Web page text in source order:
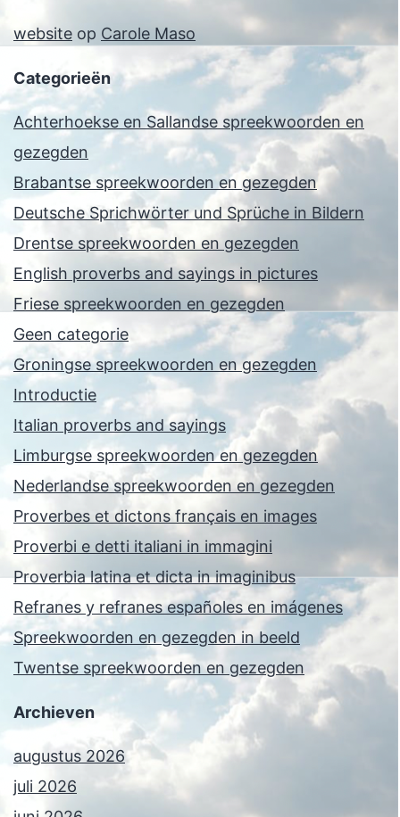
website op Carole Maso
Categorieën
Achterhoekse en Sallandse spreekwoorden en
gezegden
Brabantse spreekwoorden en gezegden
Deutsche Sprichwörter und Sprüche in Bildern
Drentse spreekwoorden en gezegden
English proverbs and sayings in pictures
Friese spreekwoorden en gezegden
Geen categorie
Groningse spreekwoorden en gezegden
Introductie
Italian proverbs and sayings
Limburgse spreekwoorden en gezegden
Nederlandse spreekwoorden en gezegden
Proverbes et dictons français en images
Proverbi e detti italiani in immagini
Proverbia latina et dicta in imaginibus
Refranes y refranes españoles en imágenes
Spreekwoorden en gezegden in beeld
Twentse spreekwoorden en gezegden
Archieven
augustus 2026
juli 2026